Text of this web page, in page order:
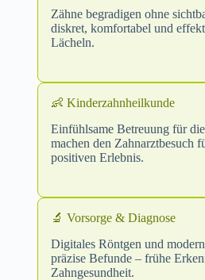
Zähne begradigen ohne
diskret, komfortabel und
Lächeln.
👶 Kinderzahnheilkunde
Einfühlsame Betreuung für
machen den Zahnarztbesuch
positiven Erlebnis.
🔬 Vorsorge & Diagnose
Digitales Röntgen und
präzise Befunde – frühe
Zahngesundheit.